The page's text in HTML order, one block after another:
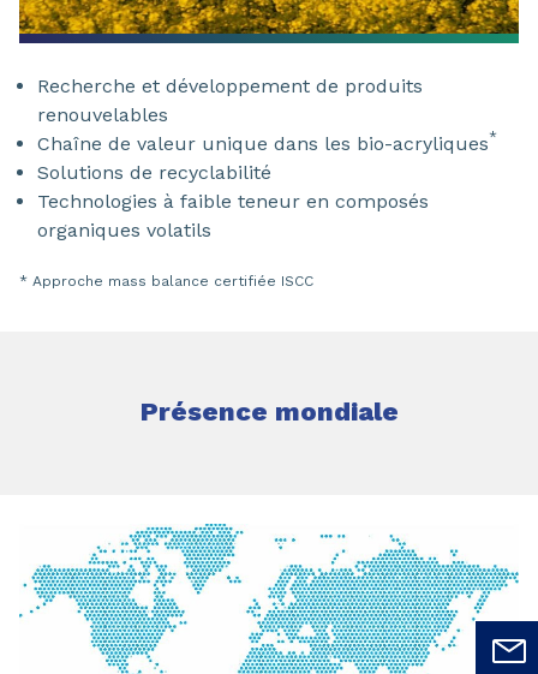
Recherche et développement de produits
renouvelables
Chaîne de valeur unique dans les bio-acryliques*
Solutions de recyclabilité
Technologies à faible teneur en composés
organiques volatils
* Approche mass balance certifiée ISCC
Présence mondiale